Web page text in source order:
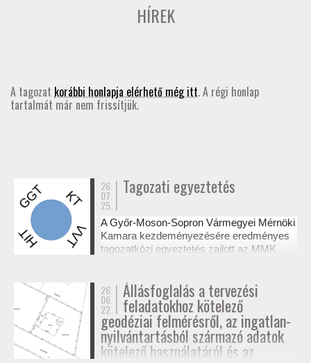
TOVÁBBKÉPZÉSEK
ELNÖKSÉG
MUNKATERVEK, BESZÁMOLÓK
HATÁROZATOK
JOGSZABÁLYOK, SZABÁLYZATOK, SZABVÁNYOK
NÉVJEGYZÉK
SEGÉDLETEK / FAP
HÍREK
A tagozat korábbi honlapja elérhető még itt. A régi honlap
tartalmát már nem frissítjük.
26.
07.
25.
Tagozati egyeztetés
A Győr-Moson-Sopron Vármegyei Mérnöki
Kamara kezdeményezésére eredményes
tagozatközi egyeztetés zajlott az MMK
dokumentációk jogosultsági kérdéseiről. A
résztvevő tagozatok a 327/2015. (XI. 10.)
Korm. rendelet alapján tisztázták a
kompetenciahatárokat, és a jövőben közös
workshopok formájában folytatják a
szakmai együttműködést.
26.
06.
22.
Állásfoglalás a tervezési
feladatokhoz kötelező
geodéziai felmérésről, az ingatlan-
nyilvántartásból származó adatok
kötelező használatáról és az